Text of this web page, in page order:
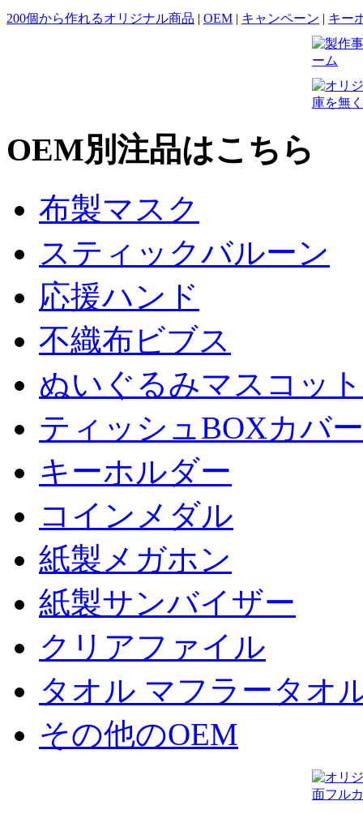
200個から作れるオリジナル商品 OEM キャンペーン キー
OEM別注品はこちら
布製マスク
スティックバルーン
応援ハンド
不織布ビブス
ぬいぐるみマスコット
ティッシュBOXカバー
キーホルダー
コインメダル
紙製メガホン
紙製サンバイザー
クリアファイル
タオル マフラータオ
その他のOEM